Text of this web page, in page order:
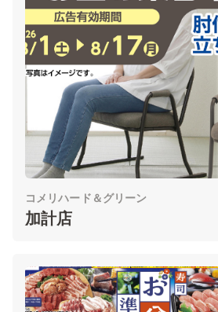
コメリハード＆グリーン
加計店